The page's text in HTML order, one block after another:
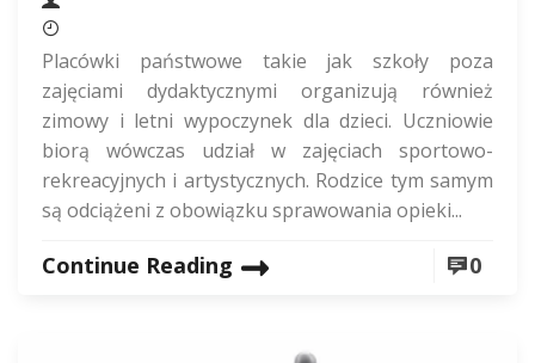
Placówki państwowe takie jak szkoły poza
zajęciami dydaktycznymi organizują również
zimowy i letni wypoczynek dla dzieci. Uczniowie
biorą wówczas udział w zajęciach sportowo-
rekreacyjnych i artystycznych. Rodzice tym samym
są odciążeni z obowiązku sprawowania opieki...
Continue Reading 0